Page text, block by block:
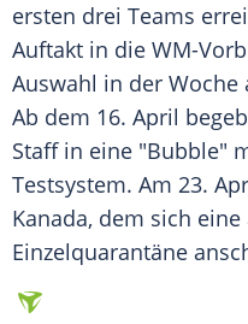
ersten drei Teams
Auftakt in die WM-
Auswahl in der Woche
Ab dem 16. April
Staff in eine "Bubble"
Testsystem. Am 23.
Kanada, dem sich
Einzelquarantäne